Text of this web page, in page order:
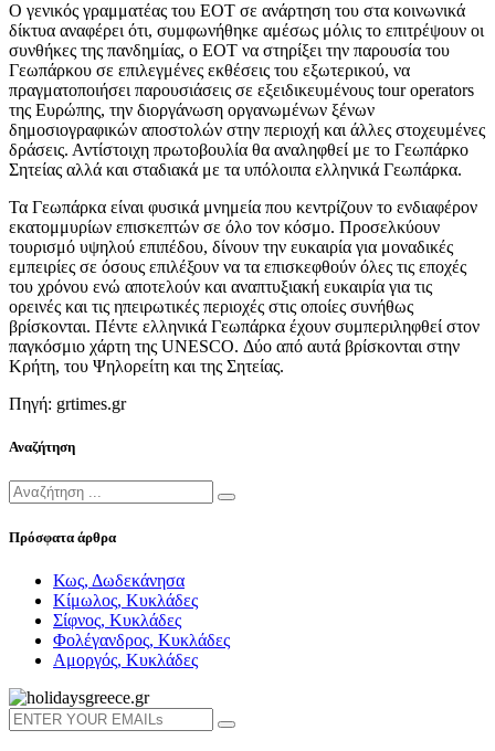
Ο γενικός γραμματέας του ΕΟΤ σε ανάρτηση του στα κοινωνικά
δίκτυα αναφέρει ότι, συμφωνήθηκε αμέσως μόλις το επιτρέψουν οι
συνθήκες της πανδημίας, ο ΕΟΤ να στηρίξει την παρουσία του
Γεωπάρκου σε επιλεγμένες εκθέσεις του εξωτερικού, να
πραγματοποιήσει παρουσιάσεις σε εξειδικευμένους tour operators
της Ευρώπης, την διοργάνωση οργανωμένων ξένων
δημοσιογραφικών αποστολών στην περιοχή και άλλες στοχευμένες
δράσεις. Αντίστοιχη πρωτοβουλία θα αναληφθεί με το Γεωπάρκο
Σητείας αλλά και σταδιακά με τα υπόλοιπα ελληνικά Γεωπάρκα.
Τα Γεωπάρκα είναι φυσικά μνημεία που κεντρίζουν το ενδιαφέρον
εκατομμυρίων επισκεπτών σε όλο τον κόσμο. Προσελκύουν
τουρισμό υψηλού επιπέδου, δίνουν την ευκαιρία για μοναδικές
εμπειρίες σε όσους επιλέξουν να τα επισκεφθούν όλες τις εποχές
του χρόνου ενώ αποτελούν και αναπτυξιακή ευκαιρία για τις
ορεινές και τις ηπειρωτικές περιοχές στις οποίες συνήθως
βρίσκονται. Πέντε ελληνικά Γεωπάρκα έχουν συμπεριληφθεί στον
παγκόσμιο χάρτη της UNESCO. Δύο από αυτά βρίσκονται στην
Κρήτη, του Ψηλορείτη και της Σητείας.
Πηγή: grtimes.gr
Αναζήτηση
Πρόσφατα άρθρα
Κως, Δωδεκάνησα
Κίμωλος, Κυκλάδες
Σίφνος, Κυκλάδες
Φολέγανδρος, Κυκλάδες
Αμοργός, Κυκλάδες